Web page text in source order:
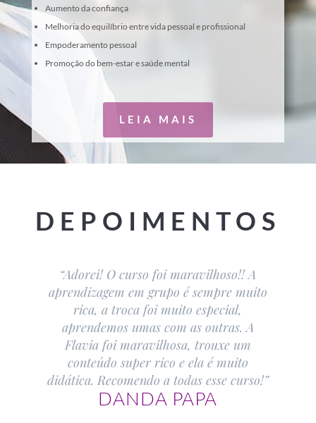
Aumento da confiança
Melhoria do equilíbrio entre vida pessoal e profissional
Empoderamento pessoal
Promoção do bem-estar e saúde mental
LEIA MAIS
DEPOIMENTOS
“Adorei! O curso foi maravilhoso!! A
aprendizagem em grupo é sempre muito
rica, a troca foi muito especial,
aprendemos umas com as outras. A
Flavia foi maravilhosa, trouxe um
conteúdo super rico e ela é muito
didática. Recomendo a todas esse curso!”
DANDA PAPA